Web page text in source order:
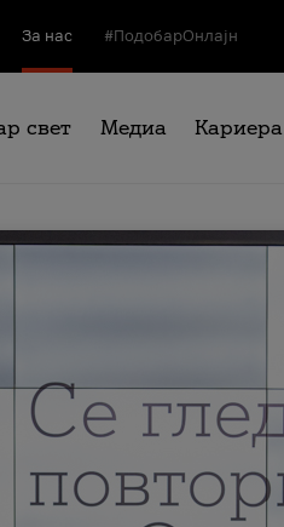
За нас #ПодобарОнлајн
свет Медиа Кариера